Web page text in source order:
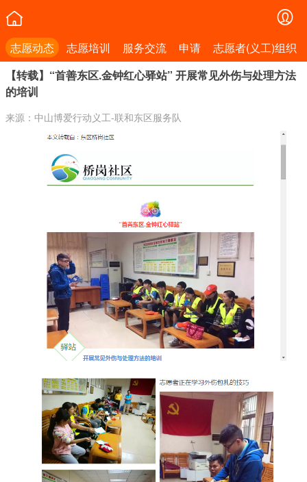
志愿动态 志愿培训 服务交流 申请
志愿者(义工)组织
【转载】“首善东区.金钟红心驿站” 开展常见外伤与处理方法
的培训
来源：中山博爱行动义工-联和东区服务队